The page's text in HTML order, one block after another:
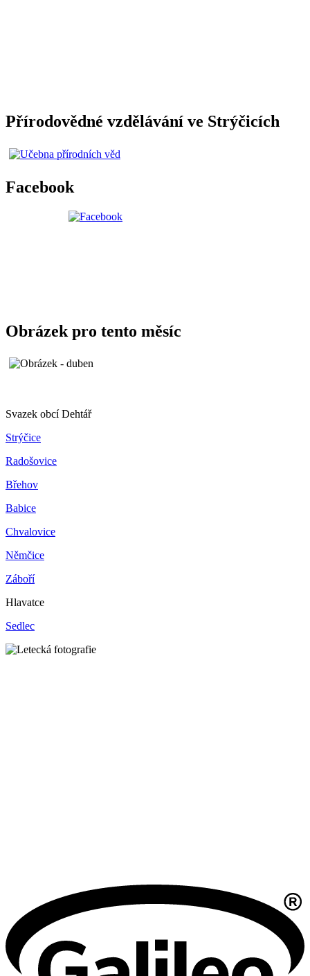
Přírodovědné vzdělávání ve Strýčicích
Facebook
Obrázek pro tento měsíc
Svazek obcí Dehtář
Strýčice
Radošovice
Břehov
Babice
Chvalovice
Němčice
Záboří
Hlavatce
Sedlec